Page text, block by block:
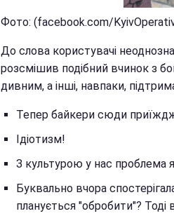
Фото: (facebook.com/
До слова користувачі
розсмішив подібний вчинок з
дивним, а інші, навпаки,
Тепер байкери сюди
Ідіотизм!
З культурою у нас проблема
Буквально вчора
планується "обробити"?